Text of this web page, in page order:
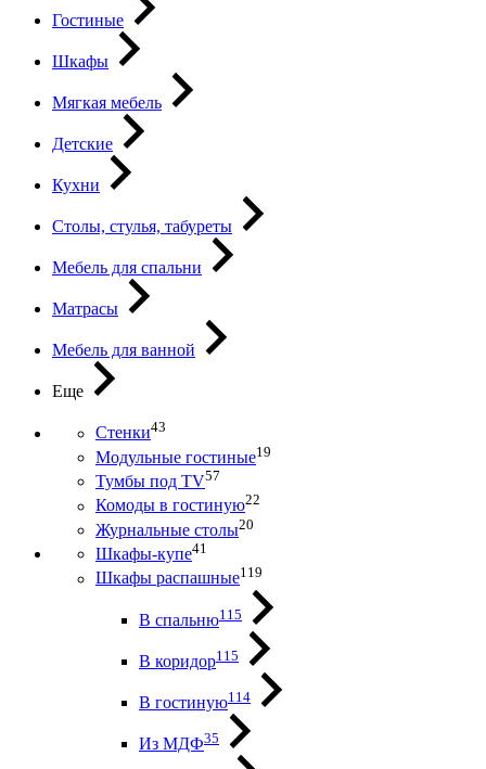
Гостиные
Шкафы
Мягкая мебель
Детские
Кухни
Столы, стулья, табуреты
Мебель для спальни
Матрасы
Мебель для ванной
Еще
Стенки43
Модульные гостиные19
Тумбы под ТV57
Комоды в гостиную22
Журнальные столы20
Шкафы-купе41
Шкафы распашные119
В спальню115
В коридор115
В гостиную114
Из МДФ35